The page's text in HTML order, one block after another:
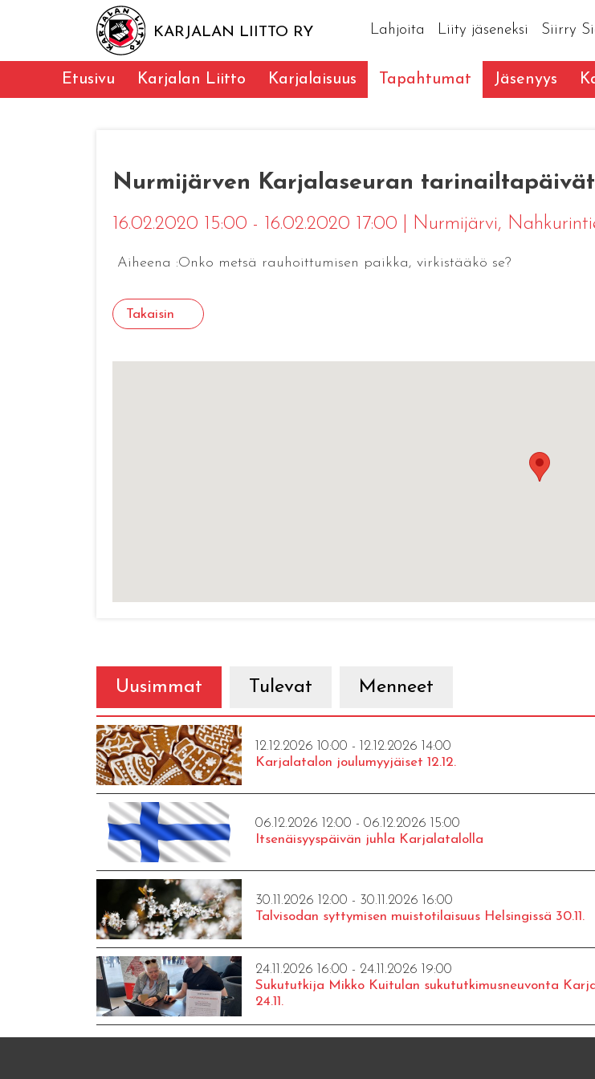
KARJALAN LIITTO RY Lahjoita Liity jäseneksi Siirry
Etusivu Karjalan Liitto Karjalaisuus Tapahtumat Jäsenyys
Nurmijärven Karjalaseuran tarinailtapäivät
16.02.2020 15:00 - 16.02.2020 17:00 Nurmijärvi,
Aiheena :Onko metsä rauhoittumisen paikka, virkistääkö se?
Takaisin
Uusimmat Tulevat Menneet
12.12.2026 10:00 - 12.12.2026 14:00
Karjalatalon joulumyyjäiset 12.12.
06.12.2026 12:00 - 06.12.2026 15:00
Itsenäisyyspäivän juhla Karjalatalolla
30.11.2026 12:00 - 30.11.2026 16:00
Talvisodan syttymisen muistotilaisuus Helsingissä 30.11.
24.11.2026 16:00 - 24.11.2026 19:00
Sukututkija Mikko Kuitulan sukututkimusneuvonta
24.11.